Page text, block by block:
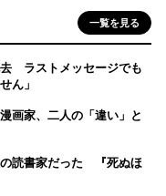
一覧を見る
ラストメッセージでも
ん」
画家、二人の「違い」と
読書家だった 『死ぬほ